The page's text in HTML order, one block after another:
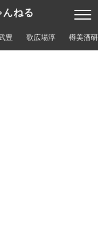
ねる
豊 歌広場淳 樽美酒